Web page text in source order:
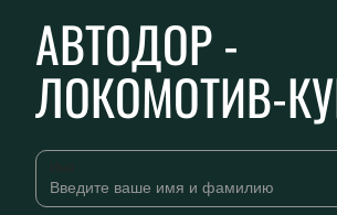
АВТОДОР -
ЛОКОМОТИВ-